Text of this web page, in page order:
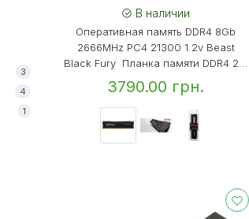
3
4
1
В наличии
Оперативная память DDR4 8Gb
2666MHz PC4 21300 1.2v Beast
Black Fury Планка памяти DDR4 2...
3790.00 грн.